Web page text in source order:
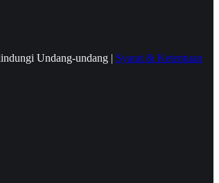
Undang-undang | Syarat & Ketentuan